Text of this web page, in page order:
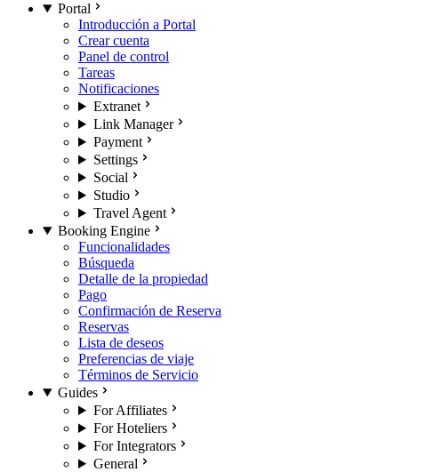
Portal
Introducción a Portal
Crear cuenta
Panel de control
Tareas
Notificaciones
Extranet
Link Manager
Payment
Settings
Social
Studio
Travel Agent
Booking Engine
Funcionalidades
Búsqueda
Detalle de la propiedad
Pago
Confirmación de Reserva
Reservas
Lista de deseos
Preferencias de viaje
Términos de Servicio
Guides
For Affiliates
For Hoteliers
For Integrators
General